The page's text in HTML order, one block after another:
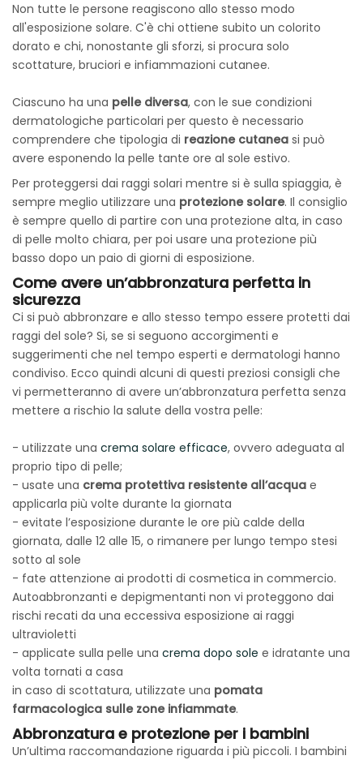
Non tutte le persone reagiscono allo stesso modo
all'esposizione solare. C'è chi ottiene subito un colorito
dorato e chi, nonostante gli sforzi, si procura solo
scottature, bruciori e infiammazioni cutanee.
Ciascuno ha una pelle diversa, con le sue condizioni
dermatologiche particolari per questo è necessario
comprendere che tipologia di reazione cutanea si può
avere esponendo la pelle tante ore al sole estivo.
Per proteggersi dai raggi solari mentre si è sulla spiaggia, è
sempre meglio utilizzare una protezione solare. Il consiglio
è sempre quello di partire con una protezione alta, in caso
di pelle molto chiara, per poi usare una protezione più
basso dopo un paio di giorni di esposizione.
Come avere un’abbronzatura perfetta in
sicurezza
Ci si può abbronzare e allo stesso tempo essere protetti dai
raggi del sole? Si, se si seguono accorgimenti e
suggerimenti che nel tempo esperti e dermatologi hanno
condiviso. Ecco quindi alcuni di questi preziosi consigli che
vi permetteranno di avere un’abbronzatura perfetta senza
mettere a rischio la salute della vostra pelle:
- utilizzate una crema solare efficace, ovvero adeguata al
proprio tipo di pelle;
- usate una crema protettiva resistente all’acqua e
applicarla più volte durante la giornata
- evitate l’esposizione durante le ore più calde della
giornata, dalle 12 alle 15, o rimanere per lungo tempo stesi
sotto al sole
- fate attenzione ai prodotti di cosmetica in commercio.
Autoabbronzanti e depigmentanti non vi proteggono dai
rischi recati da una eccessiva esposizione ai raggi
ultravioletti
- applicate sulla pelle una crema dopo sole e idratante una
volta tornati a casa
in caso di scottatura, utilizzate una pomata
farmacologica sulle zone infiammate.
Abbronzatura e protezione per i bambini
Un’ultima raccomandazione riguarda i più piccoli. I bambini